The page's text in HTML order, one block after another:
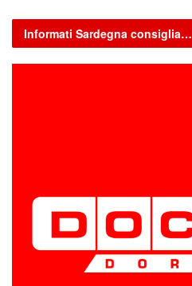
Informati Sardegna consiglia…